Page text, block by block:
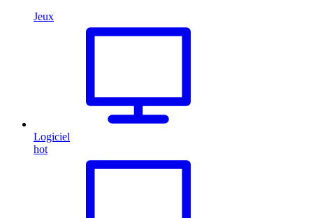
Jeux
Logiciel
hot